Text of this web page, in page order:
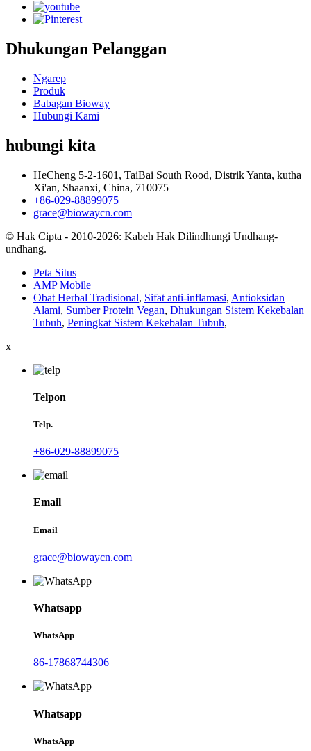
Dhukungan Pelanggan
Ngarep
Produk
Babagan Bioway
Hubungi Kami
hubungi kita
HeCheng 5-2-1601, TaiBai South Rood, Distrik Yanta, kutha
Xi'an, Shaanxi, China, 710075
+86-029-88899075
grace@biowaycn.com
© Hak Cipta - 2010-2026: Kabeh Hak Dilindhungi Undhang-
undhang.
Peta Situs
AMP Mobile
Obat Herbal Tradisional, Sifat anti-inflamasi, Antioksidan
Alami, Sumber Protein Vegan, Dhukungan Sistem Kekebalan
Tubuh, Peningkat Sistem Kekebalan Tubuh,
x
Telpon
Telp.
+86-029-88899075
Email
Email
grace@biowaycn.com
Whatsapp
WhatsApp
86-17868744306
Whatsapp
WhatsApp